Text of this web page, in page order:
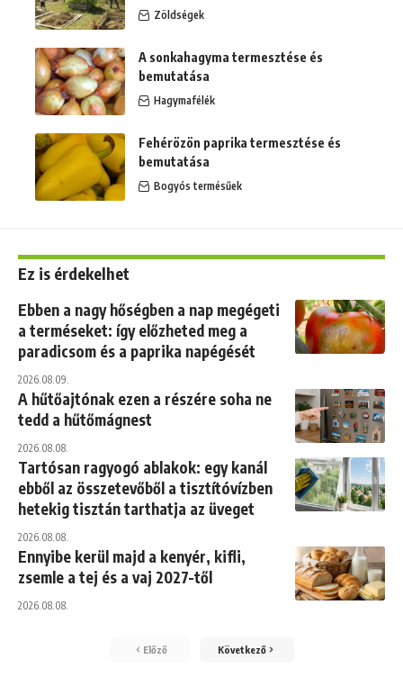
Zöldségek
A sonkahagyma termesztése és
bemutatása
Hagymafélék
Fehérözön paprika termesztése és
bemutatása
Bogyós termésűek
Ez is érdekelhet
Ebben a nagy hőségben a nap megégeti
a terméseket: így előzheted meg a
paradicsom és a paprika napégését
2026.08.09.
A hűtőajtónak ezen a részére soha ne
tedd a hűtőmágnest
2026.08.08.
Tartósan ragyogó ablakok: egy kanál
ebből az összetevőből a tisztítóvízben
hetekig tisztán tarthatja az üveget
2026.08.08.
Ennyibe kerül majd a kenyér, kifli,
zsemle a tej és a vaj 2027-től
2026.08.08.
Előző Következő